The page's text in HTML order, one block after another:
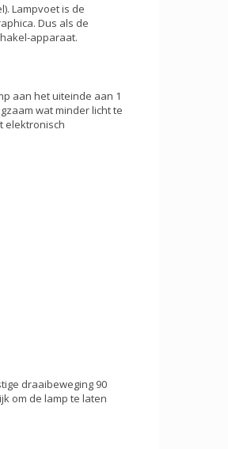
Lampvoet is de
Dus als de
apparaat.
aan het uiteinde aan 1
wat minder licht te
elektronisch
draaibeweging 90
om de lamp te laten